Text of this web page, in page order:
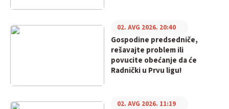
Gospodine predsedniče,
rešavajte problem ili
povucite obećanje da će
Radnički u Prvu ligu!
02. AVG 2026. 20:40
02. AVG 2026. 11:19